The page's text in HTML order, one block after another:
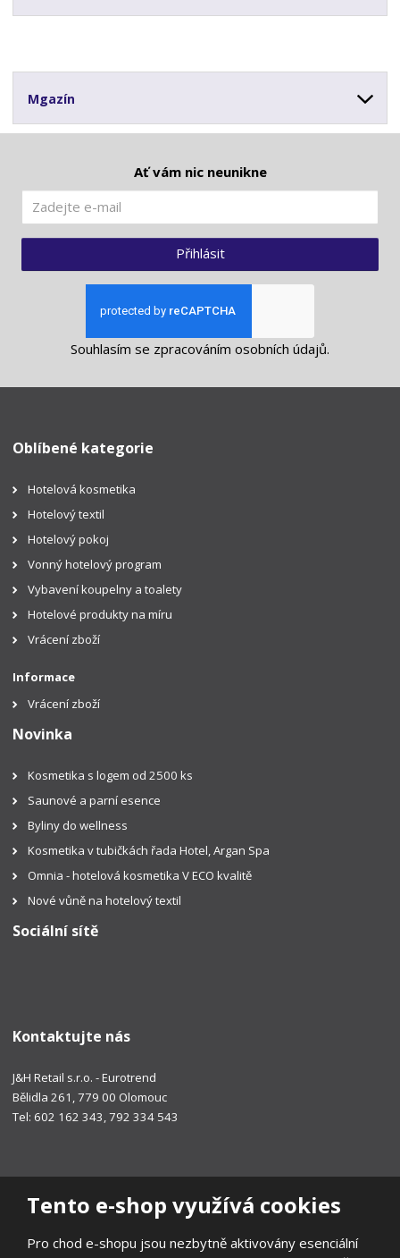
Tento e-shop využívá cookies
Pro chod e-shopu jsou nezbytně aktivovány esenciální
Mgazín
Ať vám nic neunikne
Přihlásit
Souhlasím se zpracováním osobních údajů.
Oblíbené kategorie
Hotelová kosmetika
Hotelový textil
Hotelový pokoj
Vonný hotelový program
Vybavení koupelny a toalety
Hotelové produkty na míru
Vrácení zboží
Informace
Vrácení zboží
Novinka
Kosmetika s logem od 2500 ks
Saunové a parní esence
Byliny do wellness
Kosmetika v tubičkách řada Hotel, Argan Spa
Omnia - hotelová kosmetika V ECO kvalitě
Nové vůně na hotelový textil
Sociální sítě
Kontaktujte nás
J&H Retail s.r.o. - Eurotrend
Bělidla 261, 779 00 Olomouc
Tel: 602 162 343, 792 334 543